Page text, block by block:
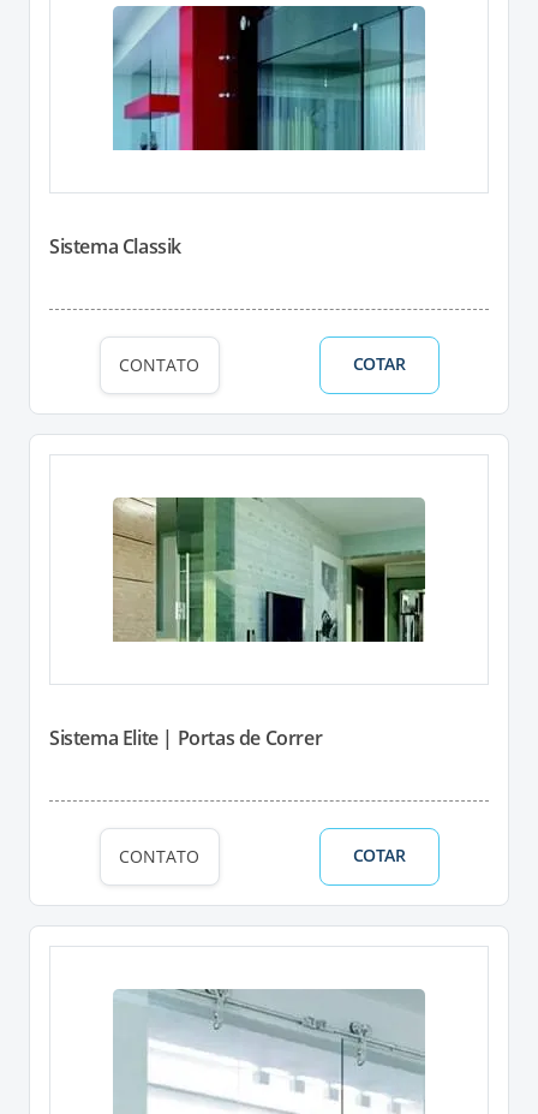
Sistema Classik
CONTATO COTAR
Sistema Elite | Portas de Correr
CONTATO COTAR